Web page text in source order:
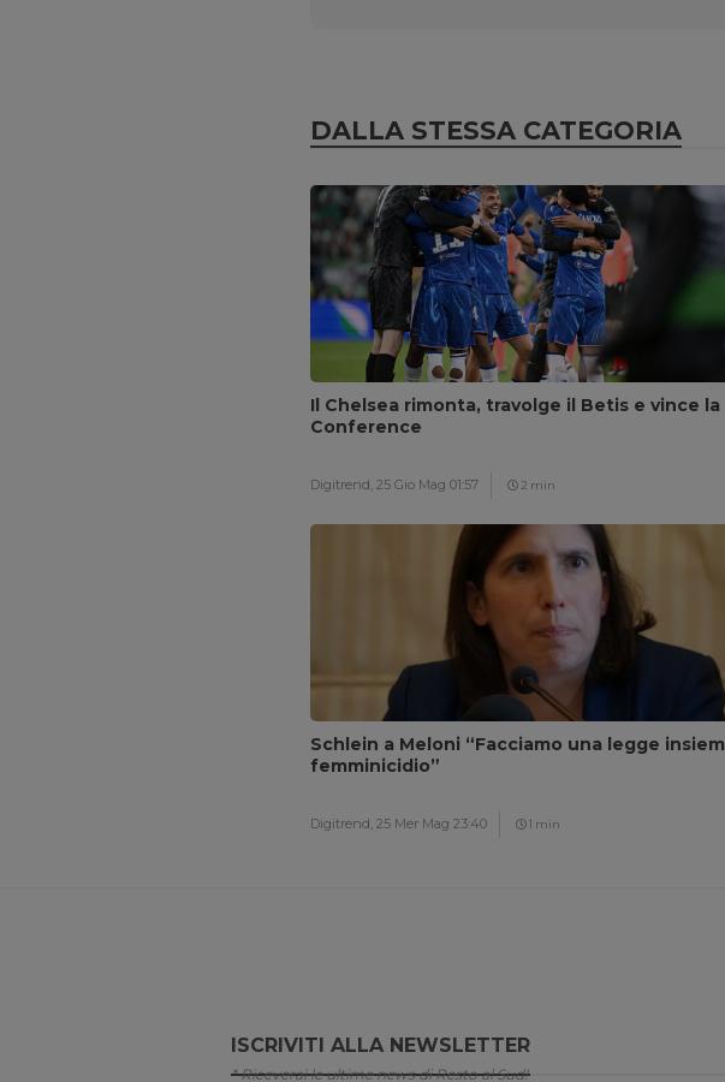
DALLA STESSA CATEGORIA
Il Chelsea rimonta, travolge il Betis e vince la
Conference
Digitrend, 25 Gio Mag 01:57 2 min
Schlein a Meloni “Facciamo una legge
femminicidio”
Digitrend, 25 Mer Mag 23:40 1 min
ISCRIVITI ALLA NEWSLETTER
* Riceverai le ultime news di Resto al Sud!